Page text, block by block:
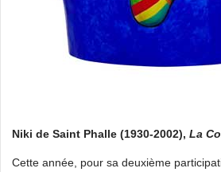
Niki de Saint Phalle (1930-2002), La
Cette année, pour sa deuxième